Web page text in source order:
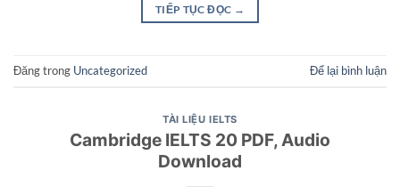
TIẾP TỤC ĐỌC →
Đăng trong Uncategorized Để lại bình luận
TÀI LIỆU IELTS
Cambridge IELTS 20 PDF, Audio
Download